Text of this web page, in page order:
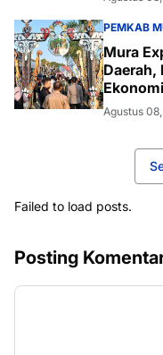
PEMKAB
Mura
Daerah,
Agustus
Failed to load posts.
Posting